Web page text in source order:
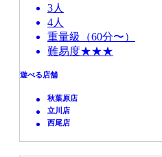
3人
4人
重量級（60分〜）
難易度★★★
遊べる店舗
秋葉原店
立川店
西尾店